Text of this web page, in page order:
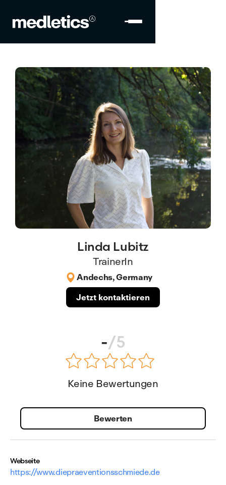
Linda Lubitz
TrainerIn
Andechs, Germany
Jetzt kontaktieren
-/5
Keine Bewertungen
Bewerten
Webseite
https://www.diepraeventionsschmiede.de